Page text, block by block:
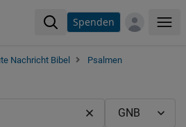
Spenden
Nachricht Bibel
Psalmen